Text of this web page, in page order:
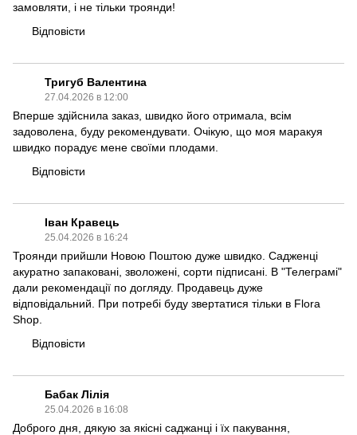
замовляти, і не тільки троянди!
Відповісти
Тригуб Валентина
27.04.2026 в 12:00
Вперше здійснила заказ, швидко його отримала, всім
задоволена, буду рекомендувати. Очікую, що моя маракуя
швидко порадує мене своїми плодами.
Відповісти
Іван Кравець
25.04.2026 в 16:24
Троянди прийшли Новою Поштою дуже швидко. Садженці
акуратно запаковані, зволожені, сорти підписані. В "Телеграмі"
дали рекомендації по догляду. Продавець дуже
відповідальний. При потребі буду звертатися тільки в Flora
Shop.
Відповісти
Бабак Лілія
25.04.2026 в 16:08
Доброго дня, дякую за якісні саджанці і їх пакування,